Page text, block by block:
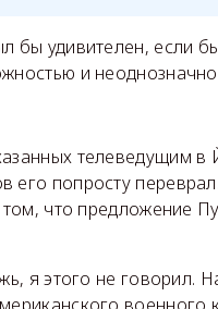
бы удивителен, если
и
телеведущим в
его попросту
что предложение
я этого не говорил.